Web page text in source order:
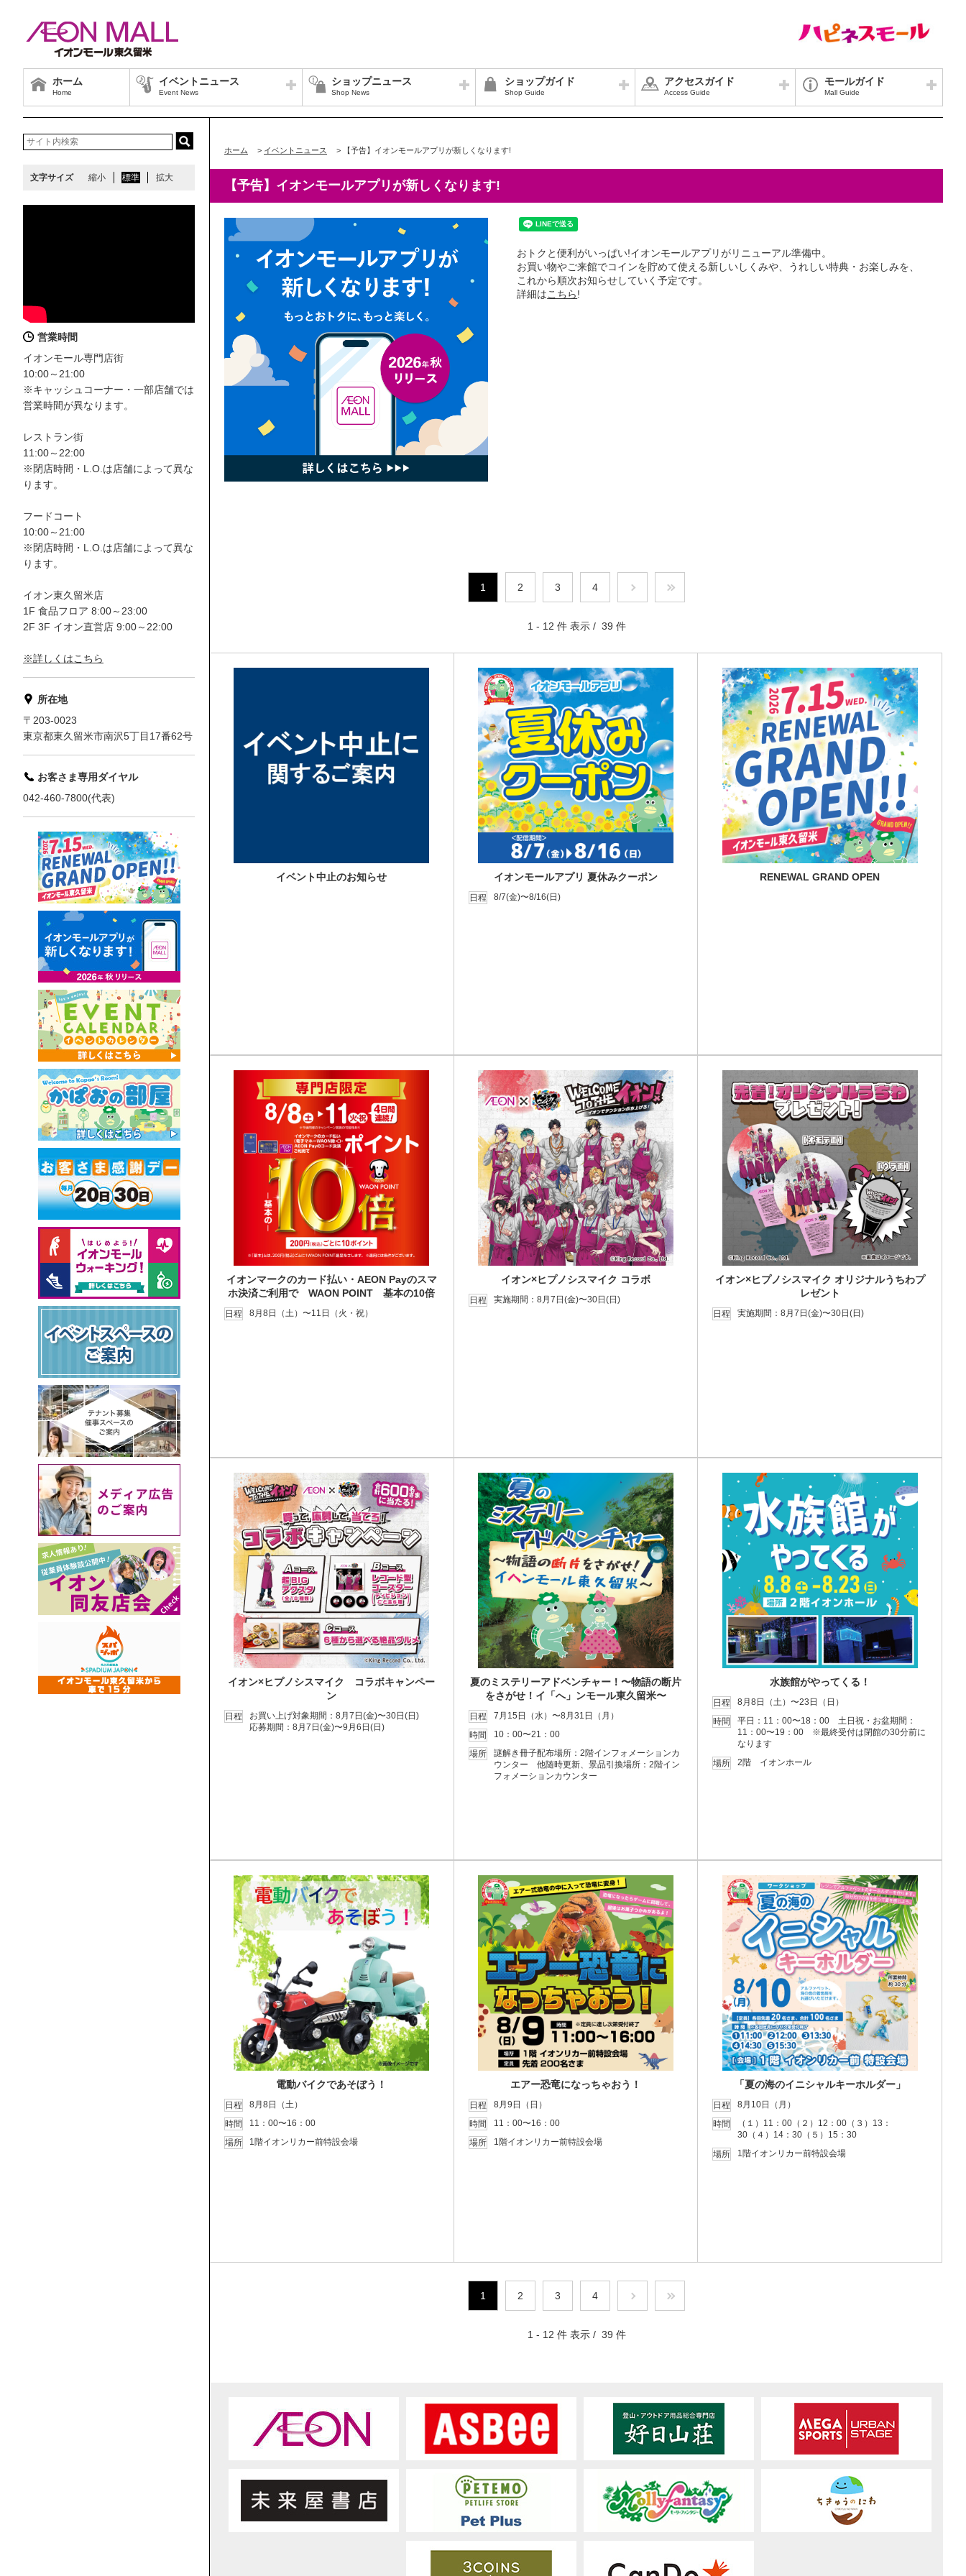
ホーム
Home
イベントニュース
Event News
ショップニュース
Shop News
ショップガイド
Shop Guide
アクセスガイド
Access Guide
モールガイド
Mall Guide
ホーム > イベントニュース > 【予告】イオンモールアプリが新しくなります!
【予告】イオンモールアプリが新しくなります!
おトクと便利がいっぱい!イオンモールアプリがリニューアル準備中。
お買い物やご来館でコインを貯めて使える新しいしくみや、うれしい特典・お楽しみを、
これから順次お知らせしていく予定です。
詳細はこちら!
1 2 3 4
1 - 12 件 表示 / 39 件
イベント中止のお知らせ イオンモールアプリ 夏休みクーポン
日程 8/7(金)〜8/16(日)
RENEWAL GRAND OPEN
イオンマークのカード払い・AEON Payのスマ
ホ決済ご利用で WAON POINT 基本の10倍
日程 8月8日（土）〜11日（火・祝）
イオン×ヒプノシスマイク コラボ
日程 実施期間：8月7日(金)〜30日(日)
イオン×ヒプノシスマイク オリジナルうちわプ
レゼント
日程 実施期間：8月7日(金)〜30日(日)
イオン×ヒプノシスマイク コラボキャンペー
ン
日程
お買い上げ対象期間：8月7日(金)〜30日(日)
応募期間：8月7日(金)〜9月6日(日)
夏のミステリーアドベンチャー！〜物語の断片
をさがせ！イ「へ」ンモール東久留米〜
日程
7月15日（水）〜8月31日（月）
時間
10：00〜21：00
場所
謎解き冊子配布場所：2階インフォメーションカ
ウンター 他随時更新、景品引換場所：2階イン
フォメーションカウンター
水族館がやってくる！
日程
8月8日（土）〜23日（日）
時間
平日：11：00〜18：00 土日祝・お盆期間：
11：00〜19：00 ※最終受付は閉館の30分前に
なります
場所
2階 イオンホール
電動バイクであそぼう！
日程
8月8日（土）
時間
11：00〜16：00
場所
1階イオンリカー前特設会場
エアー恐竜になっちゃおう！
日程
8月9日（日）
時間
11：00〜16：00
場所
1階イオンリカー前特設会場
「夏の海のイニシャルキーホルダー」
日程
8月10日（月）
時間
（１）11：00（２）12：00（３）13：
30（４）14：30（５）15：30
場所
1階イオンリカー前特設会場
1 2 3 4
1 - 12 件 表示 / 39 件
文字サイズ 縮小 標準 拡大
営業時間
イオンモール専門店街
10:00～21:00
※キャッシュコーナー・一部店舗では
営業時間が異なります。
レストラン街
11:00～22:00
※閉店時間・L.O.は店舗によって異な
ります。
フードコート
10:00～21:00
※閉店時間・L.O.は店舗によって異な
ります。
イオン東久留米店
1F 食品フロア 8:00～23:00
2F 3F イオン直営店 9:00～22:00
※詳しくはこちら
所在地
〒203-0023
東京都東久留米市南沢5丁目17番62号
お客さま専用ダイヤル
042-460-7800(代表)